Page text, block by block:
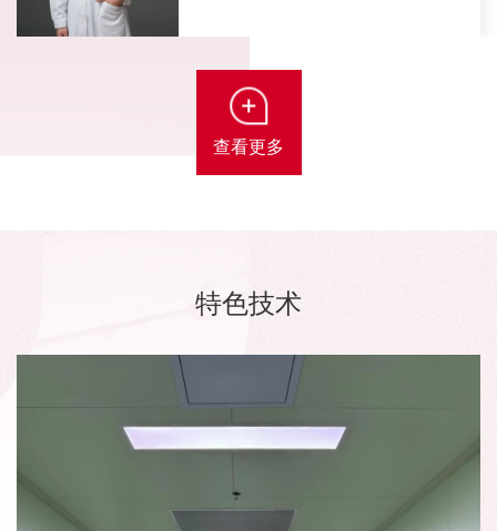
查看更多
特色技术